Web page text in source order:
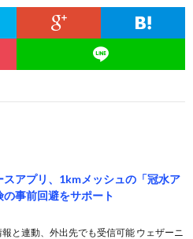
スアプリ、1kmメッシュの「冠水ア
事前回避をサポート
と連動、外出先でも受信可能 ウェザーニ